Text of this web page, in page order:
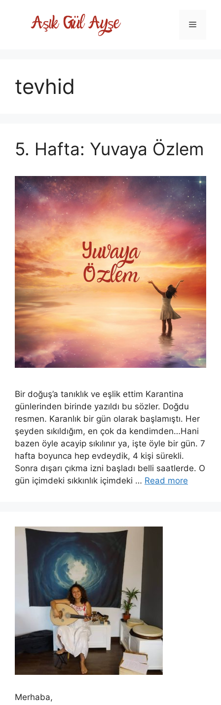
Menu
tevhid
5. Hafta: Yuvaya Özlem
Bir doğuş’a tanıklık ve eşlik ettim Karantina
günlerinden birinde yazıldı bu sözler. Doğdu
resmen. Karanlık bir gün olarak başlamıştı. Her
şeyden sıkıldığım, en çok da kendimden…Hani
bazen öyle acayip sıkılınır ya, işte öyle bir gün. 7
hafta boyunca hep evdeydik, 4 kişi sürekli.
Sonra dışarı çıkma izni başladı belli saatlerde. O
gün içimdeki sıkkınlık içimdeki … Read more
Merhaba,